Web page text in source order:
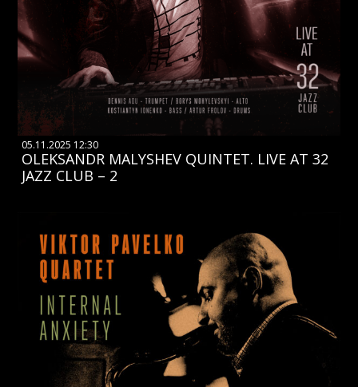
05.11.2025 12:30
OLEKSANDR MALYSHEV QUINTET. LIVE AT 32
JAZZ CLUB – 2